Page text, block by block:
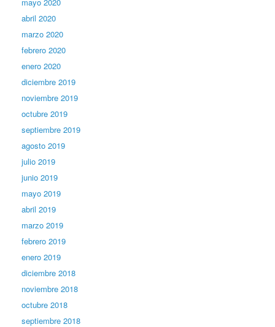
abril 2020
marzo 2020
febrero 2020
enero 2020
diciembre 2019
noviembre 2019
octubre 2019
septiembre 2019
agosto 2019
julio 2019
junio 2019
mayo 2019
abril 2019
marzo 2019
febrero 2019
enero 2019
diciembre 2018
noviembre 2018
octubre 2018
septiembre 2018